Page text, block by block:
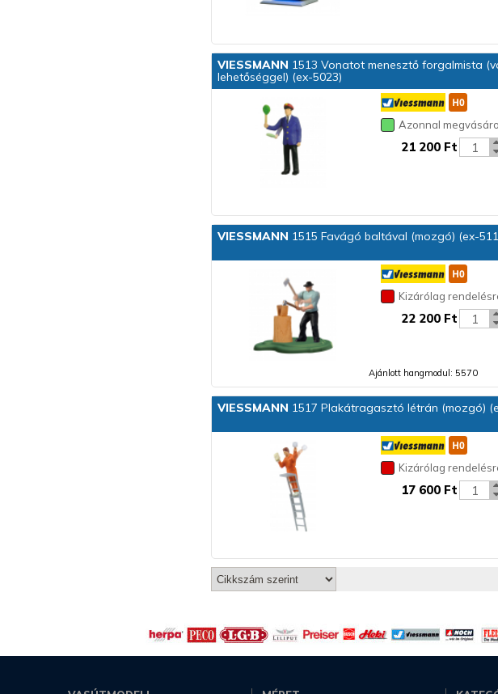
VIESSMANN 1513 Vonatot menesztő forgalmista
lehetőséggel) (ex-5023)
Azonnal
21 200 Ft
VIESSMANN 1515 Favágó baltával (mozgó) (ex-
Kizárólag
22 200 Ft
Ajánlott hangmodul: 5570
VIESSMANN 1517 Plakátragasztó létrán (mozgó)
Kizárólag
17 600 Ft